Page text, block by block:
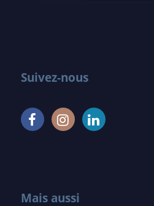
Suivez-nous
Mais aussi